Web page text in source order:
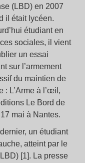
(LBD) en 2007
il était lycéen.
étudiant en
sociales, il vient
un essai
sur l’armement
du maintien de
: L’Arme à l’œil,
Le Bord de
mai à Nantes.
un étudiant
atteint par le
[1]. La presse